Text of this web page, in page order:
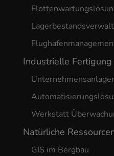
Industrielle Fertigung
Werkstatt
Natürliche
GIS im Bergbau